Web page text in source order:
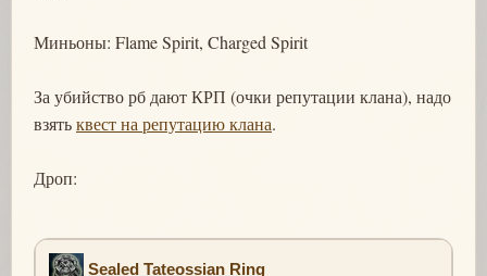
Миньоны: Flame Spirit, Charged Spirit
За убийство рб дают КРП (очки репутации клана), надо
взятьквест на репутацию клана.
Дроп:
Sealed Tateossian Ring